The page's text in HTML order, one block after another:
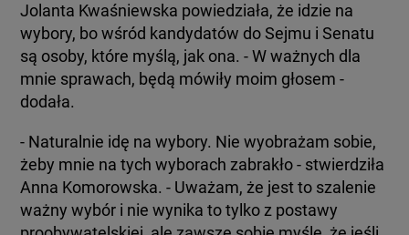
Jolanta Kwaśniewska powiedziała, że idzie na
wybory, bo wśród kandydatów do Sejmu i Senatu
są osoby, które myślą, jak ona. - W ważnych dla
mnie sprawach, będą mówiły moim głosem -
dodała.
- Naturalnie idę na wybory. Nie wyobrażam sobie,
żeby mnie na tych wyborach zabrakło - stwierdziła
Anna Komorowska. - Uważam, że jest to szalenie
ważny wybór i nie wynika to tylko z postawy
OLSZTYN
OPOLE
SZCZECIN
SZKŁO KONTAKTOWE
CIEKAWOSTKI
PROGRAMY
RAPORTY